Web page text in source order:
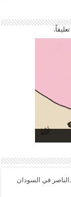
في السودان